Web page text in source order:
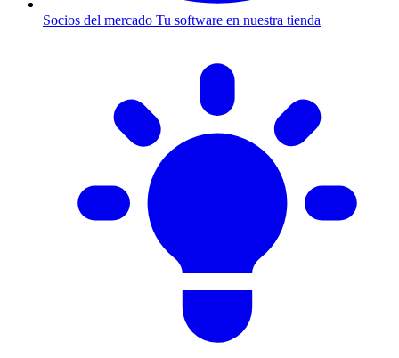
Socios del mercado Tu software en nuestra tienda